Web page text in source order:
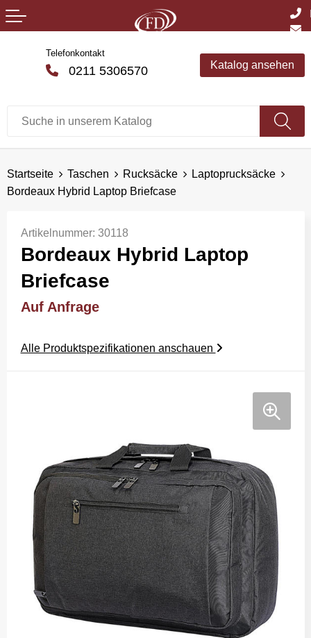
Telefonkontakt
0211 5306570 Katalog ansehen
Startseite Taschen Rucksäcke
Laptoprucksäcke
Bordeaux Hybrid Laptop Briefcase
Artikelnummer: 30118
Bordeaux Hybrid Laptop
Briefcase
Auf Anfrage
Alle Produktspezifikationen anschauen